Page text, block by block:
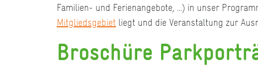
Familien- und Ferienangebote, …) in unser
Mitgliedsgebiet liegt und die Veranstaltung zur
Broschüre